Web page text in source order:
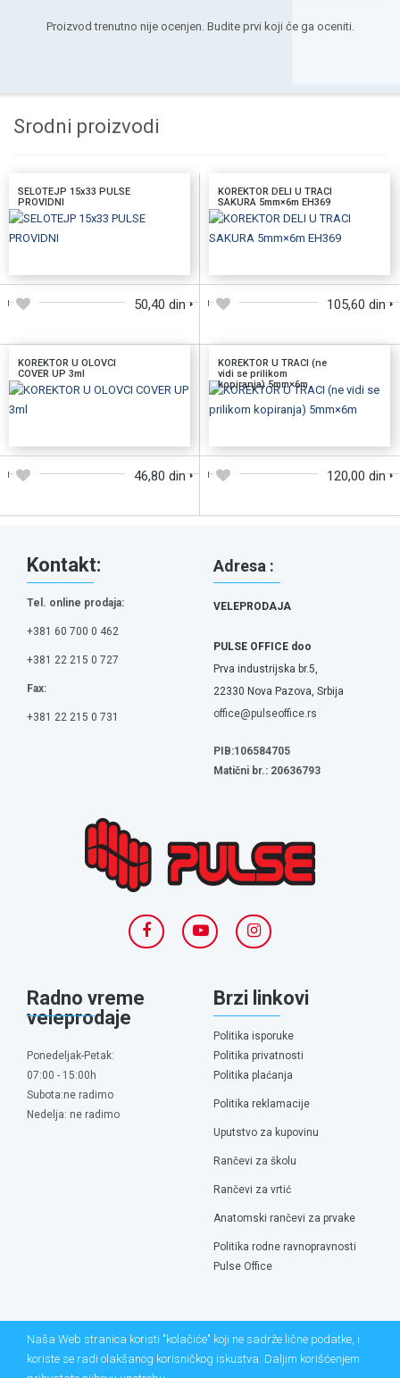
Proizvod trenutno nije ocenjen. Budite prvi koji će ga oceniti.
Srodni proizvodi
SELOTEJP 15x33 PULSE
PROVIDNI
50,40 din
KOREKTOR DELI U TRACI
SAKURA 5mm×6m EH369
105,60 din
KOREKTOR U OLOVCI
COVER UP 3ml
46,80 din
KOREKTOR U TRACI (ne
vidi se prilikom
kopiranja) 5mm×6m
120,00 din
Kontakt:
Tel. online prodaja:
+381 60 700 0 462
+381 22 215 0 727
Fax:
+381 22 215 0 731
Adresa :
VELEPRODAJA
PULSE OFFICE doo
Prva industrijska br.5,
22330 Nova Pazova, Srbija
office@pulseoffice.rs
PIB:106584705
Matični br.: 20636793
Radno vreme
veleprodaje
Ponedeljak-Petak:
07:00 - 15:00h
Subota:ne radimo
Nedelja: ne radimo
Brzi linkovi
Politika isporuke
Politika privatnosti
Politika plaćanja
Politika reklamacije
Uputstvo za kupovinu
Rančevi za školu
Rančevi za vrtić
Anatomski rančevi za prvake
Politika rodne ravnopravnosti
Pulse Office
Naša Web stranica koristi "kolačiće" koji ne sadrže lične podatke, i
koriste se radi olakšanog korisničkog iskustva. Daljim korišćenjem